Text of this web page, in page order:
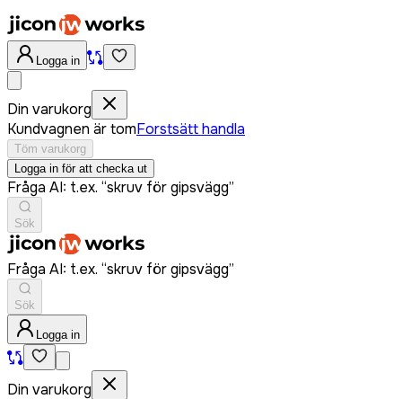
Logga in
Din varukorg
Kundvagnen är tomForstsätt handla
Töm varukorg
Logga in för att checka ut
Fråga AI: t.ex. “skruv för gipsvägg”
Sök
Fråga AI: t.ex. “skruv för gipsvägg”
Sök
Logga in
Din varukorg